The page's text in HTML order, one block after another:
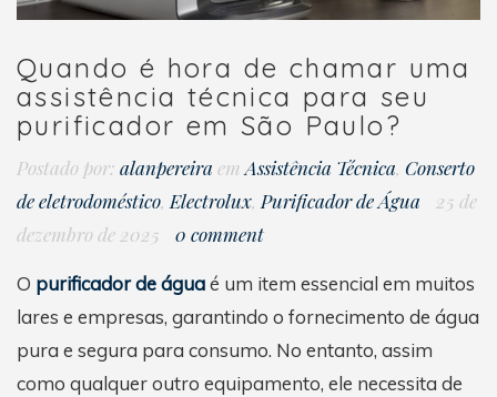
Quando é hora de chamar uma
assistência técnica para seu
purificador em São Paulo?
Postado por: alanpereira em Assistência Técnica, Conserto
de eletrodoméstico, Electrolux, Purificador de Água
25 de
dezembro de 2025
0 comment
O purificador de águaé um item essencial em muitos
lares e empresas, garantindo o fornecimento de água
pura e segura para consumo. No entanto, assim
como qualquer outro equipamento, ele necessita de